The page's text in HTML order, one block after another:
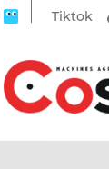
Tiktok